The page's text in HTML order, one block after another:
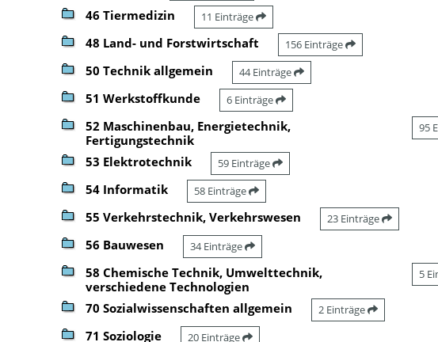
46 Tiermedizin 11 Einträge
48 Land- und Forstwirtschaft 156 Einträge
50 Technik allgemein 44 Einträge
51 Werkstoffkunde 6 Einträge
52 Maschinenbau, Energietechnik,
Fertigungstechnik
95
53 Elektrotechnik 59 Einträge
54 Informatik 58 Einträge
55 Verkehrstechnik, Verkehrswesen 23 Einträge
56 Bauwesen 34 Einträge
58 Chemische Technik, Umwelttechnik,
verschiedene Technologien
5
70 Sozialwissenschaften allgemein 2 Einträge
71 Soziologie 20 Einträge